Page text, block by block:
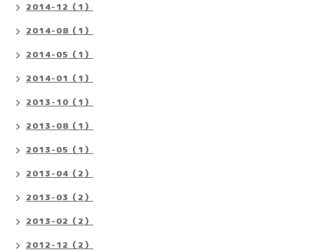
2014-12（1）
2014-08（1）
2014-05（1）
2014-01（1）
2013-10（1）
2013-08（1）
2013-05（1）
2013-04（2）
2013-03（2）
2013-02（2）
2012-12（2）